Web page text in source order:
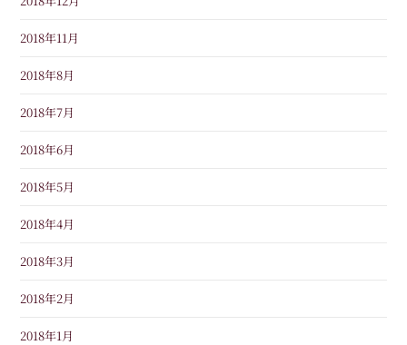
2018年11月
2018年8月
2018年7月
2018年6月
2018年5月
2018年4月
2018年3月
2018年2月
2018年1月